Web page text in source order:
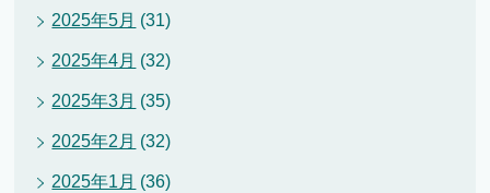
2025年5月 (31)
2025年4月 (32)
2025年3月 (35)
2025年2月 (32)
2025年1月 (36)